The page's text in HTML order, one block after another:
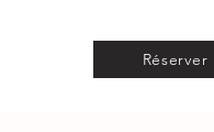
Réserver